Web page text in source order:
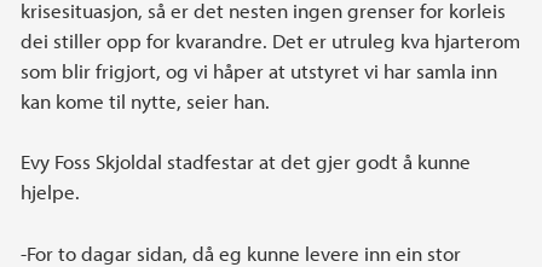
krisesituasjon, så er det nesten ingen grenser for korleis
dei stiller opp for kvarandre. Det er utruleg kva hjarterom
som blir frigjort, og vi håper at utstyret vi har samla inn
kan kome til nytte, seier han.
Evy Foss Skjoldal stadfestar at det gjer godt å kunne
hjelpe.
-For to dagar sidan, då eg kunne levere inn ein stor